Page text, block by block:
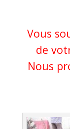
Vous
de
Nous